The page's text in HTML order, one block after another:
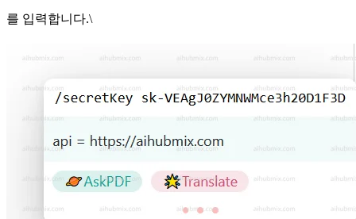
를 입력합니다.\